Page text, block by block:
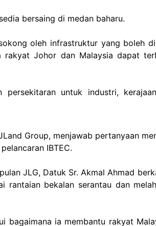
bersaing di medan baharu.
oleh infrastruktur yang boleh
Johor dan Malaysia dapat
persekitaran untuk industri,
Group, menjawab pertanyaan
IBTEC.
JLG, Datuk Sr. Akmal Ahmad
bekalan serantau dan
bagaimana ia membantu rakyat